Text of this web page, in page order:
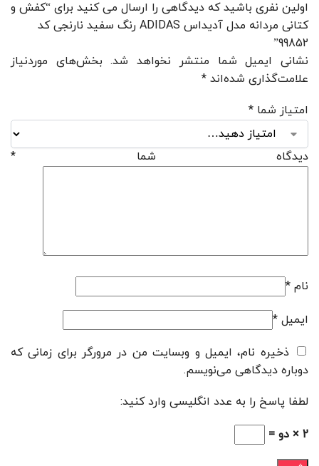
اولین نفری باشید که دیدگاهی را ارسال می کنید برای “کفش و
کتانی مردانه مدل آدیداس ADIDAS رنگ سفید نارنجی کد
99852”
نشانی ایمیل شما منتشر نخواهد شد. بخش‌های موردنیاز
علامت‌گذاری شده‌اند *
امتیاز شما *
دیدگاه شما *
نام *
ایمیل *
ذخیره نام، ایمیل و وبسایت من در مرورگر برای زمانی که
دوباره دیدگاهی می‌نویسم.
لطفا پاسخ را به عدد انگلیسی وارد کنید:
2 × دو =